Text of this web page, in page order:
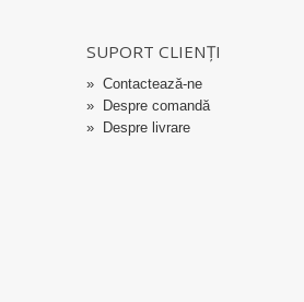
SUPORT CLIENȚI
» Contactează-ne
»
Despre comandă
»
Despre livrare